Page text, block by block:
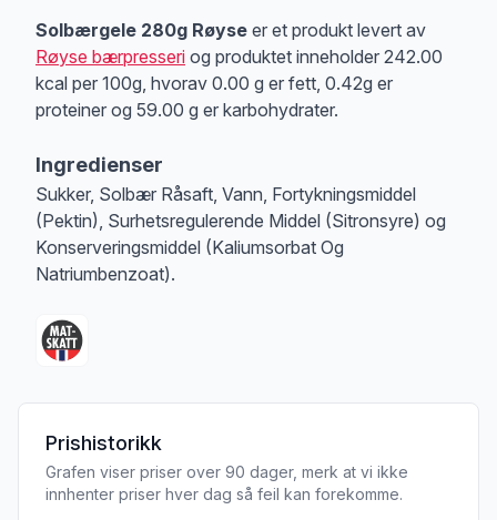
Solbærgele 280g Røyse er et produkt levert av
Røyse bærpresseri og produktet inneholder 242.00
kcal per 100g, hvorav 0.00 g er fett, 0.42g er
proteiner og 59.00 g er karbohydrater.
Ingredienser
Sukker, Solbær Råsaft, Vann, Fortykningsmiddel
(Pektin), Surhetsregulerende Middel (Sitronsyre) og
Konserveringsmiddel (Kaliumsorbat Og
Natriumbenzoat).
Prishistorikk
Grafen viser priser over 90 dager, merk at vi ikke
innhenter priser hver dag så feil kan forekomme.